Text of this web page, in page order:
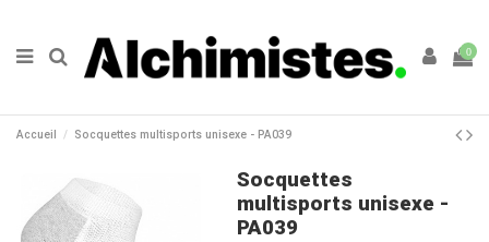
0
Accueil Socquettes multisports unisexe - PA039
Socquettes
multisports unisexe -
PA039